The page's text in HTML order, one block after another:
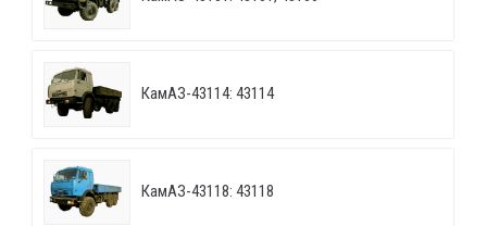
КамАЗ-43114: 43114
КамАЗ-43118: 43118